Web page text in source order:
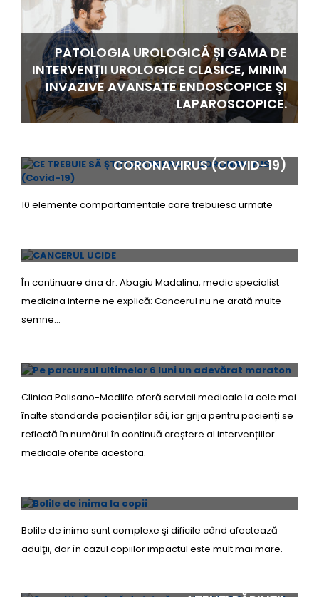
PATOLOGIA UROLOGICĂ ȘI GAMA DE
INTERVENȚII UROLOGICE CLASICE, MINIM
INVAZIVE AVANSATE ENDOSCOPICE ȘI
LAPAROSCOPICE.
CORONAVIRUS (COVID-19)
10 elemente comportamentale care trebuiesc urmate
În continuare dna dr. Abagiu Madalina, medic specialist
medicina interne ne explică: Cancerul nu ne arată multe
semne…
Clinica Polisano-Medlife oferă servicii medicale la cele mai
înalte standarde pacienților săi, iar grija pentru pacienți se
reflectă în numărul în continuă creștere al intervențiilor
medicale oferite acestora.
Bolile de inima sunt complexe şi dificile când afectează
adulţii, dar în cazul copiilor impactul este mult mai mare.